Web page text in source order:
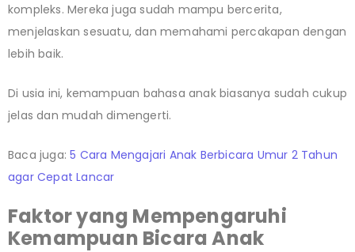
kompleks. Mereka juga sudah mampu bercerita,
menjelaskan sesuatu, dan memahami percakapan dengan
lebih baik.
Di usia ini, kemampuan bahasa anak biasanya sudah cukup
jelas dan mudah dimengerti.
Baca juga:5 Cara Mengajari Anak Berbicara Umur 2 Tahun
agar Cepat Lancar
Faktor yang Mempengaruhi
Kemampuan Bicara Anak